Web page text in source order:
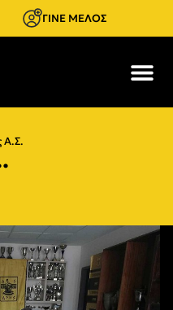
ΓΙΝΕ ΜΕΛΟΣ
Α.Σ.